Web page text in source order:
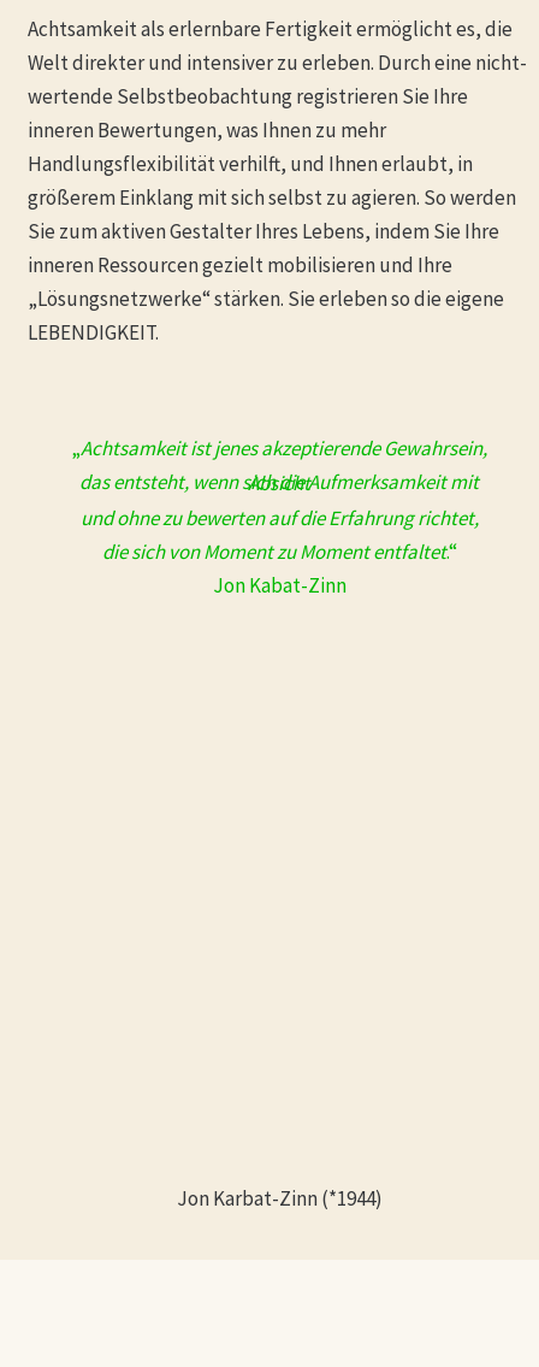
Achtsamkeit als erlernbare Fertigkeit ermöglicht es, die
Welt direkter und intensiver zu erleben. Durch eine nicht-
wertende Selbstbeobachtung registrieren Sie Ihre
inneren Bewertungen, was Ihnen zu mehr
Handlungsflexibilität verhilft, und Ihnen erlaubt, in
größerem Einklang mit sich selbst zu agieren. So werden
Sie zum aktiven Gestalter Ihres Lebens, indem Sie Ihre
inneren Ressourcen gezielt mobilisieren und Ihre
„Lösungsnetzwerke“ stärken. Sie erleben so die eigene
LEBENDIGKEIT.
„Achtsamkeit ist jenes akzeptierende Gewahrsein,
das entsteht, wenn sich die Aufmerksamkeit mit Absicht
und ohne zu bewerten auf die Erfahrung richtet,
die sich von Moment zu Moment entfaltet.“
Jon Kabat-Zinn
Jon Karbat-Zinn (*1944)